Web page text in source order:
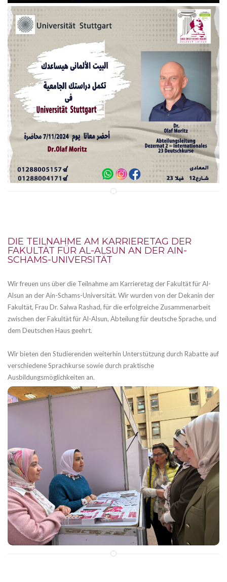
DIE TEILNAHME AM KARRIERETAG DER
FAKULTÄT FÜR AL-ALSUN AN DER AIN-
SCHAMS-UNIVERSITÄT
Wir freuen uns über die Teilnahme am Karrieretag der Fakultät für Al-
Alsun an der Ain-Schams-Universität. Wir wurden von der Dekanin der
Fakultät, Frau Dr. Salwa Rashad, für die erfolgreiche Zusammenarbeit
zwischen der Fakultät für Al-Alsun, Abteilung für deutsche Sprache, und
dem Deutschen Haus geehrt.
Wir bieten den Studierenden weiterhin Unterstützung durch Rabatte auf
verschiedene Sprachkurse sowie durch praktische
Ausbildungsmöglichkeiten an.